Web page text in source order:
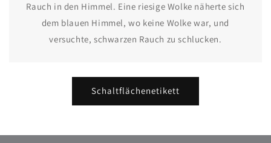
Rauch in den Himmel. Eine riesige Wolke näherte sich
dem blauen Himmel, wo keine Wolke war, und
versuchte, schwarzen Rauch zu schlucken.
Schaltflächenetikett